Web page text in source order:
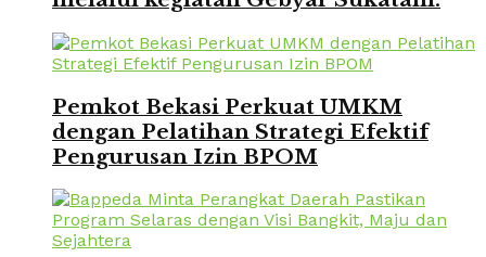
Pemkot Bekasi Perkuat UMKM
dengan Pelatihan Strategi Efektif
Pengurusan Izin BPOM